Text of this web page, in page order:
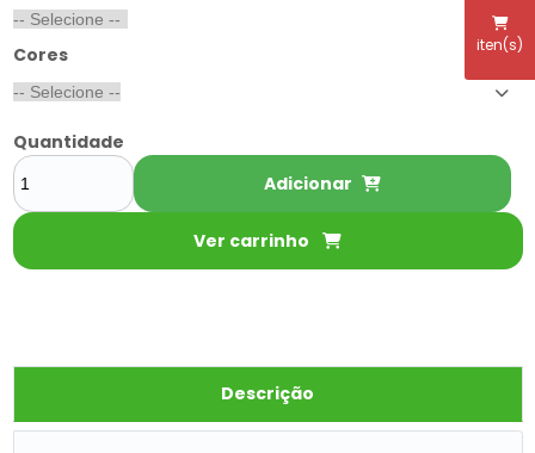
iten(s)
Cores
Quantidade
Adicionar
Ver carrinho
Descrição